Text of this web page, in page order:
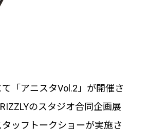
「アニスタVol.2」が開催さ
のスタジオ合同企画展
ッフトークショーが実施さ